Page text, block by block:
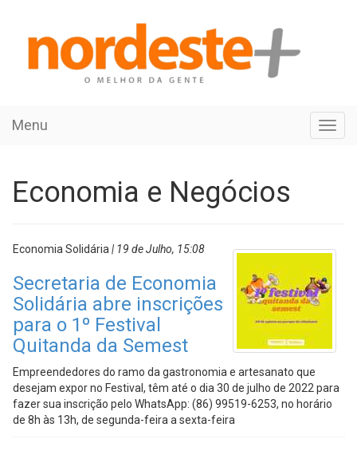
Menu
Economia e Negócios
Economia Solidária | 19 de Julho, 15:08
Secretaria de Economia
Solidária abre inscrições
para o 1º Festival
Quitanda da Semest
Empreendedores do ramo da gastronomia e artesanato que
desejam expor no Festival, têm até o dia 30 de julho de 2022 para
fazer sua inscrição pelo WhatsApp: (86) 99519-6253, no horário
de 8h às 13h, de segunda-feira a sexta-feira